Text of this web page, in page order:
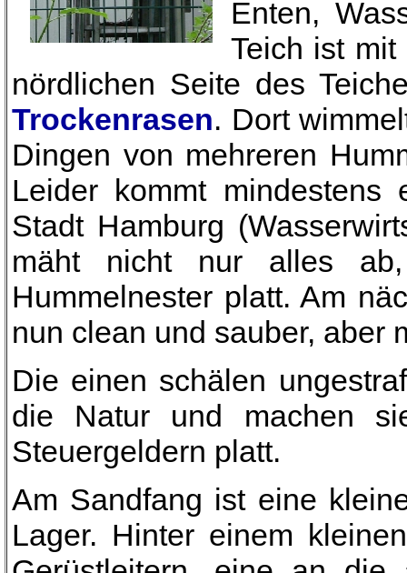
Enten,
Teich ist
nördlichen Seite des
Trockenrasen. Dort
Dingen von mehreren
Leider kommt
Stadt Hamburg
mäht nicht nur alles
Hummelnester platt. Am
nun clean und sauber, aber
Die einen schälen
die Natur und machen
Steuergeldern platt.
Am Sandfang ist eine
Lager. Hinter einem